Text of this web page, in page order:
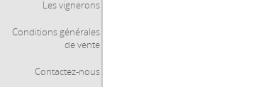
Les vignerons
Conditions générales
de vente
Contactez-nous